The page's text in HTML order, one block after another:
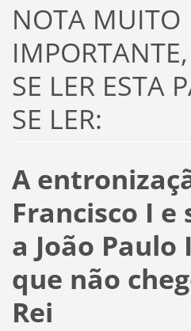
NOTA MUITO
SE LER ESTA
SE LER:
A
Francisco I e
a João Paulo
que não
Rei